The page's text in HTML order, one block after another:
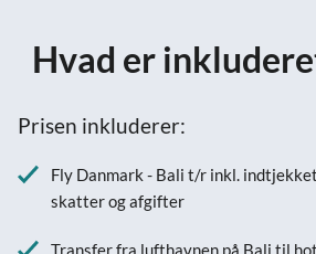
Hvad er
Prisen inkluderer:
Fly Danmark - Bali t/r inkl.
skatter og afgifter
Transfer fra lufthavnen på Bali til